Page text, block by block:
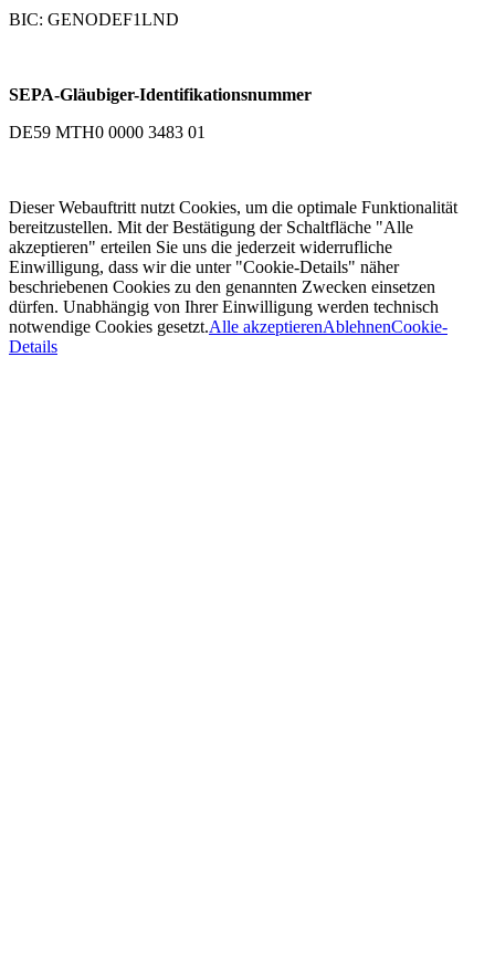
BIC: GENODEF1LND
SEPA-Gläubiger-Identifikationsnummer
DE59 MTH0 0000 3483 01
Dieser Webauftritt nutzt Cookies, um die optimale Funktionalität
bereitzustellen. Mit der Bestätigung der Schaltfläche "Alle
akzeptieren" erteilen Sie uns die jederzeit widerrufliche
Einwilligung, dass wir die unter "Cookie-Details" näher
beschriebenen Cookies zu den genannten Zwecken einsetzen
dürfen. Unabhängig von Ihrer Einwilligung werden technisch
notwendige Cookies gesetzt.Alle akzeptierenAblehnenCookie-
Details